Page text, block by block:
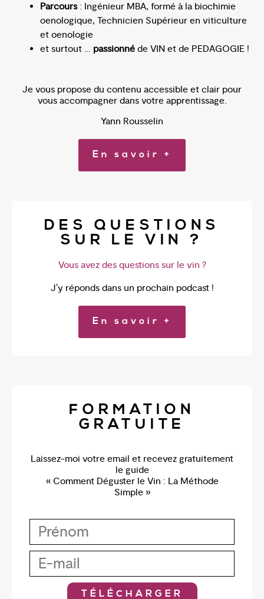
Parcours : Ingénieur MBA, formé à la biochimie
oenologique, Technicien Supérieur en viticulture
et oenologie
et surtout … passionné de VIN et de PEDAGOGIE !
Je vous propose du contenu accessible et clair pour
vous accompagner dans votre apprentissage.
Yann Rousselin
En savoir +
DES QUESTIONS
SUR LE VIN ?
Vous avez des questions sur le vin ?
J’y réponds dans un prochain podcast !
En savoir +
FORMATION
GRATUITE
Laissez-moi votre email et recevez gratuitement
le guide
« Comment Déguster le Vin : La Méthode
Simple »
TÉLÉCHARGER